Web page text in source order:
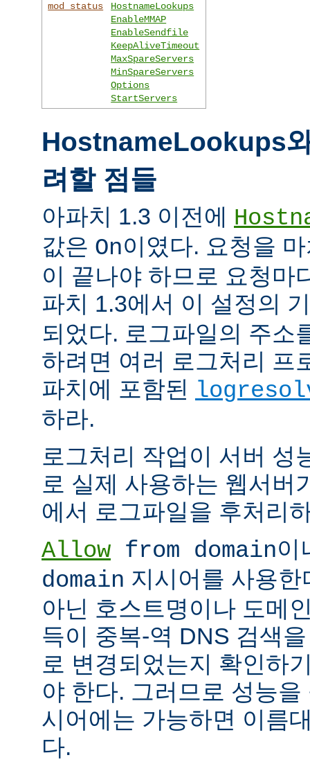
mod_status
HostnameLookups
EnableMMAP
EnableSendfile
KeepAliveTimeout
MaxSpareServers
MinSpareServers
Options
StartServers
HostnameLookups
려할 점들
아파치 1.3 이전에
값은 On이였다. 요청을
이 끝나야 하므로 요청마
파치 1.3에서 이 설정의
되었다. 로그파일의 주소
하려면 여러 로그처리 프
파치에 포함된
하라.
로그처리 작업이 서버 성
로 실제 사용하는 웹서버
에서 로그파일을 후처리
Allow from domain이
domain 지시어를 사용
아닌 호스트명이나 도메
득이 중복-역 DNS 검색
로 변경되었는지 확인하
야 한다. 그러므로 성능
시어에는 가능하면 이름
다.